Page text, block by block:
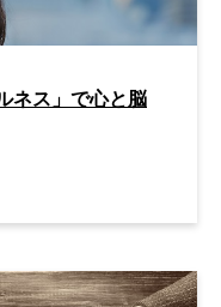
ネス」で心と脳